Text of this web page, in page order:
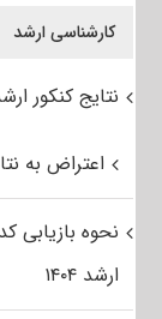
کارشناسی ارشد
نتایج کنکور ارشد
اعتراض به
نحوه بازیابی
ارشد ۱۴۰۴